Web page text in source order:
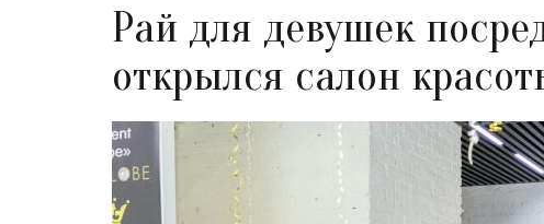
Рай для девушек
открылся салон